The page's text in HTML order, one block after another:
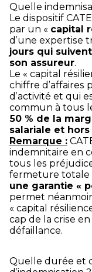
Quelle
Le dispositif
par un « capital
d’une expertise
jours qui
son assureur.
Le « capital
chiffre
d’activité et qui
commun à tous
50 % de la
salariale et
Remarque :
indemnitaire en
tous les
fermeture totale
une garantie «
permet
« capital
cap de la crise
défaillance.
Quelle durée et